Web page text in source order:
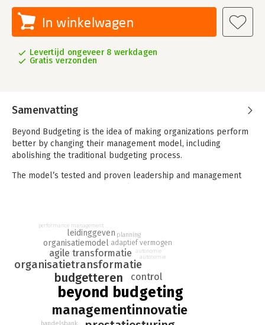
In winkelwagen
Levertijd ongeveer 8 werkdagen
Gratis verzonden
Samenvatting
Beyond Budgeting is the idea of making organizations perform
better by changing their management model, including
abolishing the traditional budgeting process.
The model’s tested and proven leadership and management
nontechnical language it explains what Beyond Budgeting is,
how it works, and why it improves performance through the
use of actual cases where it has been implemented.
It discusses what challenges will need to be overcome to
make implementation succeed and provides the many benefits
that can be realized once the organization has completed the
beyond budgeting
managementinnovatie
budgetteren
organisatietransformatie
agile transformatie
control
organisatiemodel
leidinggeven
adaptief vermogen
planning
autonomie
autonomie
performance management